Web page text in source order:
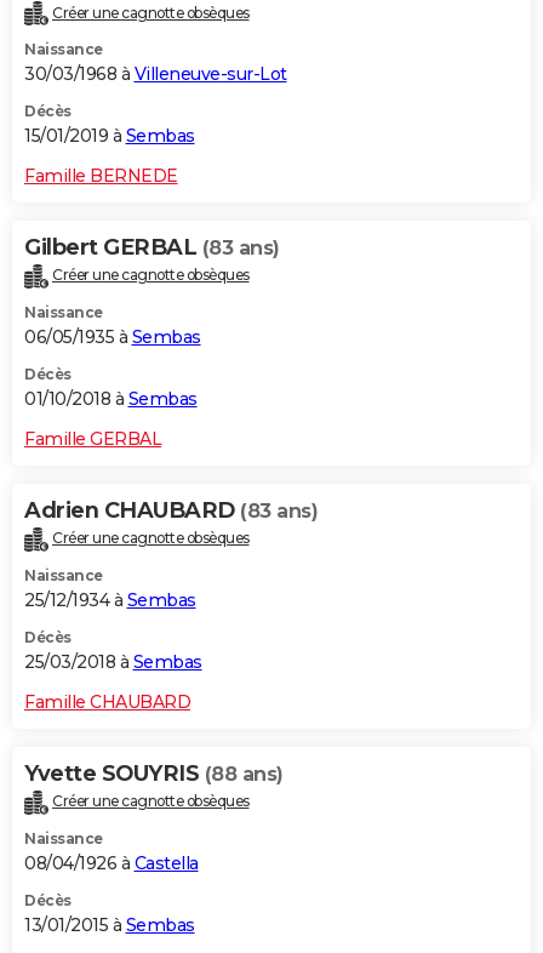
Créer une cagnotte obsèques
Naissance
30/03/1968 à Villeneuve-sur-Lot
Décès
15/01/2019 à Sembas
Famille BERNEDE
Gilbert GERBAL (83 ans)
Créer une cagnotte obsèques
Naissance
06/05/1935 à Sembas
Décès
01/10/2018 à Sembas
Famille GERBAL
Adrien CHAUBARD (83 ans)
Créer une cagnotte obsèques
Naissance
25/12/1934 à Sembas
Décès
25/03/2018 à Sembas
Famille CHAUBARD
Yvette SOUYRIS (88 ans)
Créer une cagnotte obsèques
Naissance
08/04/1926 à Castella
Décès
13/01/2015 à Sembas